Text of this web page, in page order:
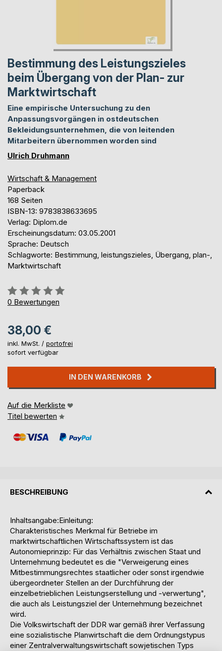
Bestimmung des Leistungszieles
beim Übergang von der Plan- zur
Marktwirtschaft
Eine empirische Untersuchung zu den
Anpassungsvorgängen in ostdeutschen
Bekleidungsunternehmen, die von leitenden
Mitarbeitern übernommen worden sind
Ulrich Druhmann
Wirtschaft & Management
Paperback
168 Seiten
ISBN-13: 9783838633695
Verlag: Diplom.de
Erscheinungsdatum: 03.05.2001
Sprache: Deutsch
Schlagworte: Bestimmung, leistungszieles, Übergang, plan-,
Marktwirtschaft
Bewertung::
0%
0 Bewertungen
38,00 €
inkl. MwSt. / portofrei
sofort verfügbar
IN DEN WARENKORB
Auf die Merkliste
Titel bewerten
BESCHREIBUNG
Inhaltsangabe:Einleitung:
Charakteristisches Merkmal für Betriebe im
marktwirtschaftlichen Wirtschaftssystem ist das
Autonomieprinzip: Für das Verhältnis zwischen Staat und
Unternehmung bedeutet es die "Verweigerung eines
Mitbestimmungsrechtes staatlicher oder sonst irgendwie
übergeordneter Stellen an der Durchführung der
einzelbetrieblichen Leistungserstellung und -verwertung",
die auch als Leistungsziel der Unternehmung bezeichnet
wird.
Die Volkswirtschaft der DDR war gemäß ihrer Verfassung
eine sozialistische Planwirtschaft die dem Ordnungstypus
einer Zentralverwaltungswirtschaft sowjetischen Typs